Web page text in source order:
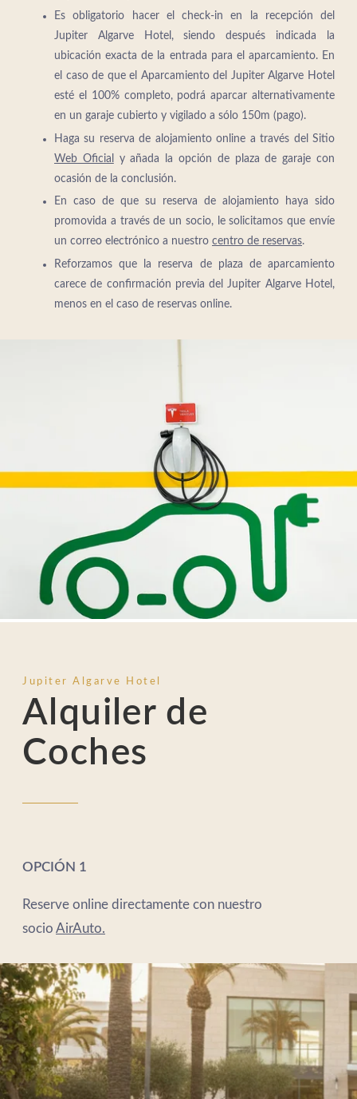
Es obligatorio hacer el check-in en la recepción del
Jupiter Algarve Hotel, siendo después indicada la
ubicación exacta de la entrada para el aparcamiento. En
el caso de que el Aparcamiento del Jupiter Algarve Hotel
esté el 100% completo, podrá aparcar alternativamente
en un garaje cubierto y vigilado a sólo 150m (pago).
Haga su reserva de alojamiento online a través del Sitio
Web Oficial
y añada la opción de plaza de garaje con
ocasión de la conclusión.
En caso de que su reserva de alojamiento haya sido
promovida a través de un socio, le solicitamos que envíe
un correo electrónico a nuestro centro de reservas.
Reforzamos que la reserva de plaza de aparcamiento
carece de confirmación previa del Jupiter Algarve Hotel,
menos en el caso de reservas online.
Jupiter Algarve Hotel
Alquiler de
Coches
OPCIÓN 1
Reserve online directamente con nuestro
socio AirAuto.